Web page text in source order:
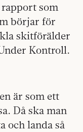
som
börjar för
skitförälder
Kontroll.
är som ett
Då ska man
och landa så